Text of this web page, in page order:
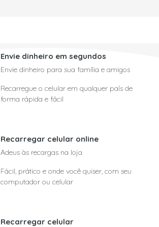
Envie dinheiro em segundos
Envie dinheiro para sua família e amigos
Recarregue o celular em qualquer país de
forma rápida e fácil
Recarregar celular online
Adeus às recargas na loja
Fácil, prático e onde você quiser, com seu
computador ou celular
Recarregar celular